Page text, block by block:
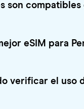
son compatibles
eSIM para
verificar el uso